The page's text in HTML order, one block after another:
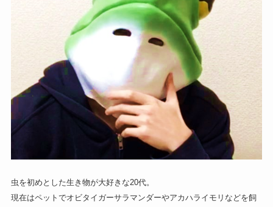
虫を初めとした生き物が大好きな20代。
現在はペットでオビタイガーサラマンダーやアカハライモリなどを飼